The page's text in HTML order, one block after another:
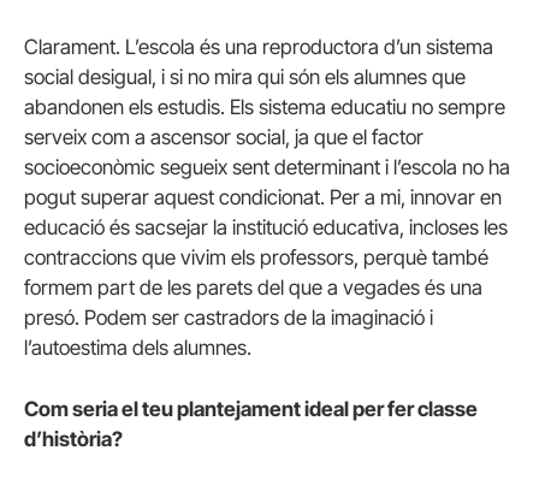
Clarament. L’escola és una reproductora d’un sistema
social desigual, i si no mira qui són els alumnes que
abandonen els estudis. Els sistema educatiu no sempre
serveix com a ascensor social, ja que el factor
socioeconòmic segueix sent determinant i l’escola no ha
pogut superar aquest condicionat. Per a mi, innovar en
educació és sacsejar la institució educativa, incloses les
contraccions que vivim els professors, perquè també
formem part de les parets del que a vegades és una
presó. Podem ser castradors de la imaginació i
l’autoestima dels alumnes.
Com seria el teu plantejament ideal per fer classe
d’història?